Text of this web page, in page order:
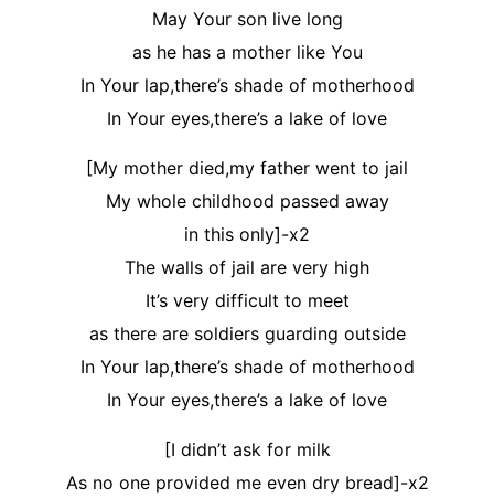
May Your son live long
as he has a mother like You
In Your lap,there’s shade of motherhood
In Your eyes,there’s a lake of love
[My mother died,my father went to jail
My whole childhood passed away
in this only]-x2
The walls of jail are very high
It’s very difficult to meet
as there are soldiers guarding outside
In Your lap,there’s shade of motherhood
In Your eyes,there’s a lake of love
[I didn’t ask for milk
As no one provided me even dry bread]-x2